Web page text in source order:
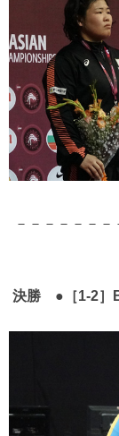
－－－－－－
決勝 ●［1-2］